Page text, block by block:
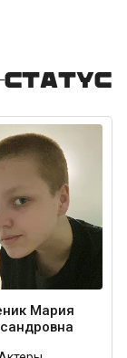
Мария